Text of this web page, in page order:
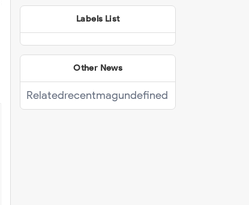
Labels List
Other News
Relatedrecentmagundefined